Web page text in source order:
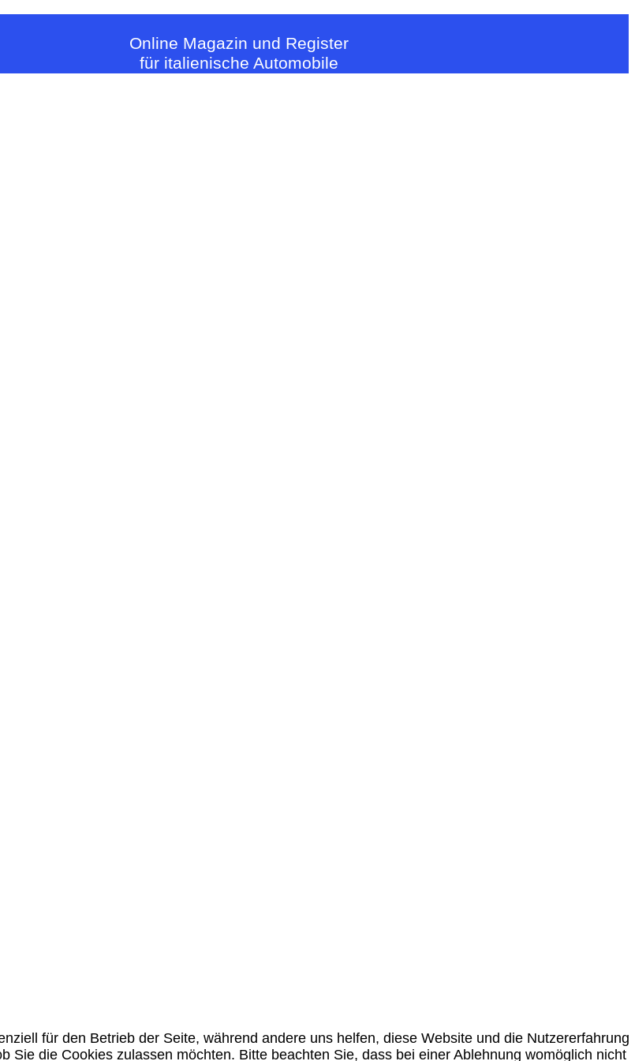
Online Magazin und Register
für italienische Automobile
für den Betrieb der Seite, während andere uns helfen, diese Website und die Nutzererfahrung
Sie die Cookies zulassen möchten. Bitte beachten Sie, dass bei einer Ablehnung womöglich nicht